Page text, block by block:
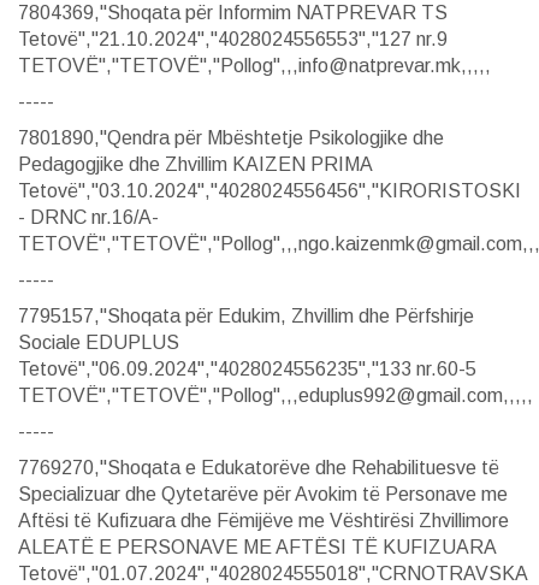
7804369,"Shoqata për Informim NATPREVAR TS
Tetovë","21.10.2024","4028024556553","127 nr.9
TETOVË","TETOVË","Pollog",,,info@natprevar.mk,,,,,
-----
7801890,"Qendra për Mbështetje Psikologjike dhe
Pedagogjike dhe Zhvillim KAIZEN PRIMA
Tetovë","03.10.2024","4028024556456","KIRORISTOSKI
- DRNC nr.16/A-
-----
7795157,"Shoqata për Edukim, Zhvillim dhe Përfshirje
Sociale EDUPLUS
Tetovë","06.09.2024","4028024556235","133 nr.60-5
TETOVË","TETOVË","Pollog",,,eduplus992@gmail.com,,,,,
-----
7769270,"Shoqata e Edukatorëve dhe Rehabilituesve të
Specializuar dhe Qytetarëve për Avokim të Personave me
Aftësi të Kufizuara dhe Fëmijëve me Vështirësi Zhvillimore
ALEATË E PERSONAVE ME AFTËSI TË KUFIZUARA
Tetovë","01.07.2024","4028024555018","CRNOTRAVSKA